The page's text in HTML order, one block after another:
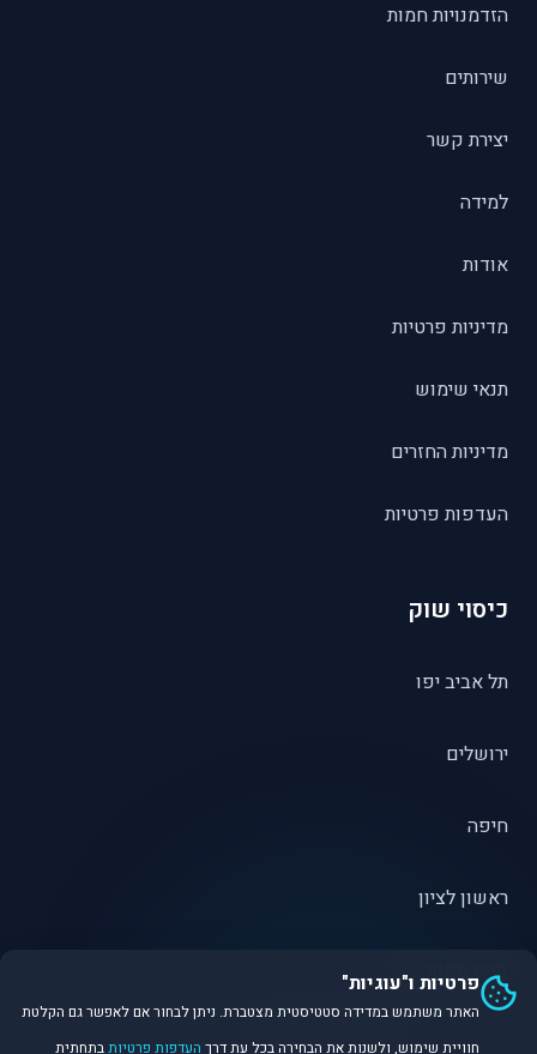
הזדמנויות חמות
שירותים
יצירת קשר
למידה
אודות
מדיניות פרטיות
תנאי שימוש
מדיניות החזרים
העדפות פרטיות
כיסוי שוק
תל אביב יפו
ירושלים
חיפה
ראשון לציון
פתח תקווה
פרטיות ו"עוגיות"
האתר משתמש במדידה סטטיסטית מצטברת. ניתן לבחור אם לאפשר גם הקלטת
חוויית שימוש, ולשנות את הבחירה בכל עת דרך העדפות פרטיותבתחתית